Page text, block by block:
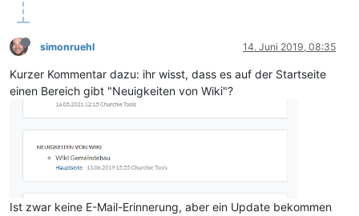
simonruehl 14. Juni 2019, 08:35
Kurzer Kommentar dazu: ihr wisst, dass es auf der Startseite
einen Bereich gibt "Neuigkeiten von Wiki"?
Ist zwar keine E-Mail-Erinnerung, aber ein Update bekommen